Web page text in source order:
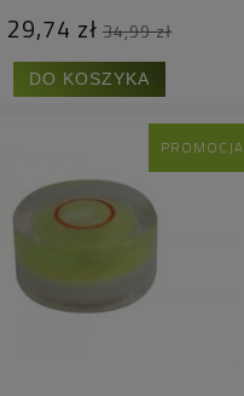
29,74 zł 34,99 zł
DO KOSZYKA
PROMOCJA